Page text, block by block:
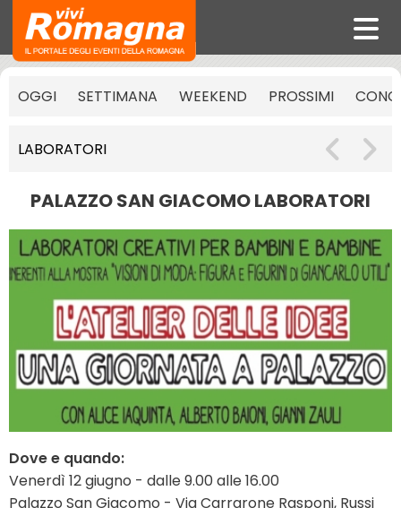
OGGI SETTIMANA WEEKEND PROSSIMI
LABORATORI
PALAZZO SAN GIACOMO LABORATORI
Dove e quando:
Venerdì 12 giugno - dalle 9.00 alle 16.00
Palazzo San Giacomo - Via Carrarone Rasponi, Russi